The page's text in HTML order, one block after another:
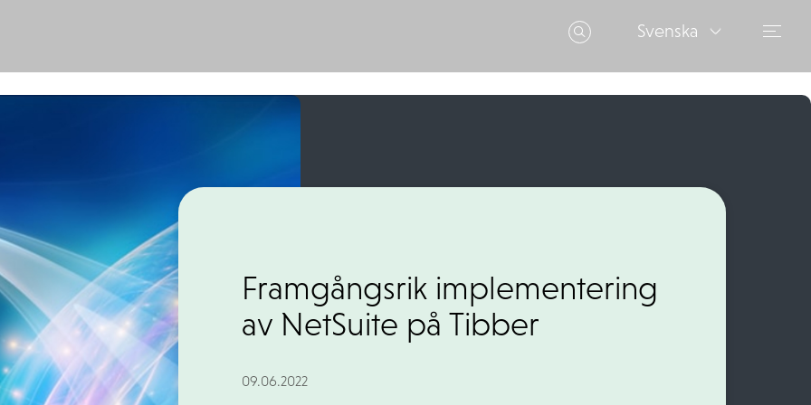
Svenska
Framgångsrik implementering
av NetSuite på Tibber
09.06.2022